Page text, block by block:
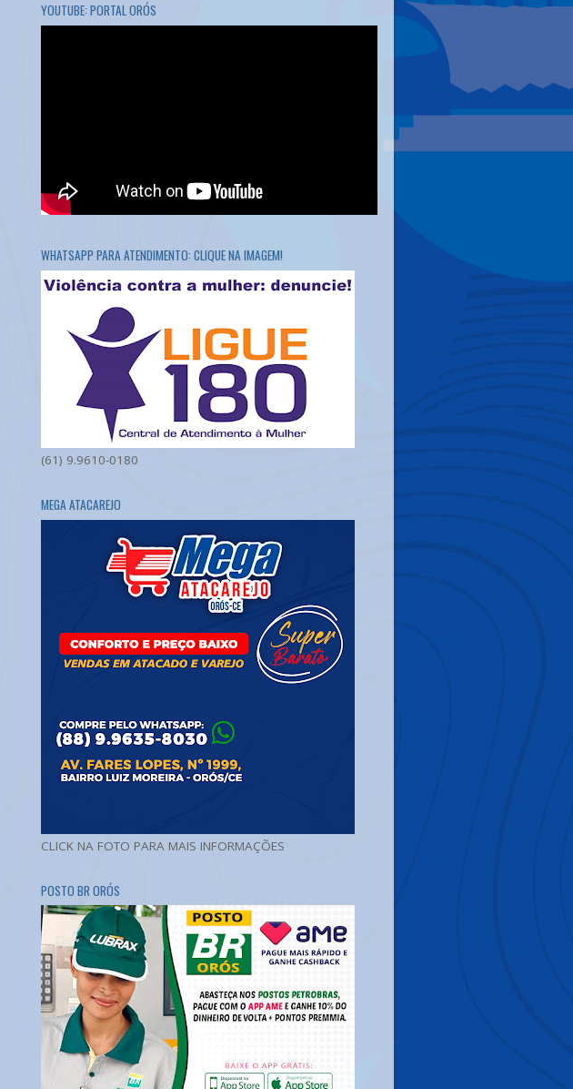
YOUTUBE: PORTAL ORÓS
WHATSAPP PARA ATENDIMENTO: CLIQUE NA IMAGEM!
(61) 9.9610-0180
MEGA ATACAREJO
CLICK NA FOTO PARA MAIS INFORMAÇÕES
POSTO BR ORÓS